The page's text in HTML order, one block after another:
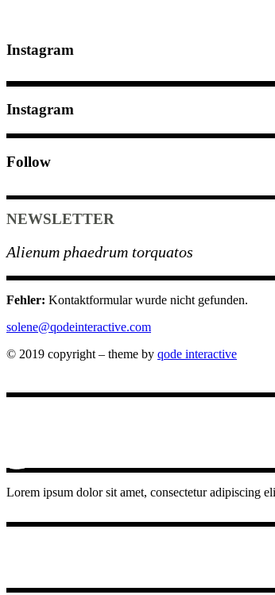
Instagram
Instagram
Follow
NEWSLETTER
Alienum phaedrum torquatos
Fehler: Kontaktformular wurde nicht gefunden.
solene@qodeinteractive.com
© 2019 copyright – theme by qode interactive
Lorem ipsum dolor sit amet, consectetur adipiscing